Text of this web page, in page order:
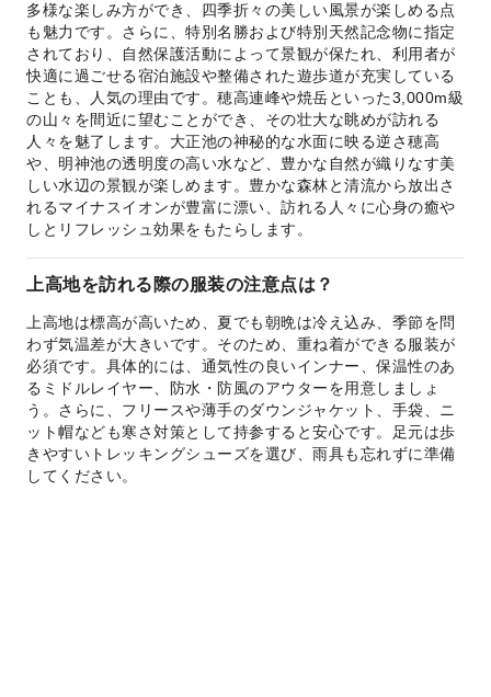
多様な楽しみ方ができ、四季折々の美しい風景が楽しめる点
も魅力です。さらに、特別名勝および特別天然記念物に指定
されており、自然保護活動によって景観が保たれ、利用者が
快適に過ごせる宿泊施設や整備された遊歩道が充実している
ことも、人気の理由です。穂高連峰や焼岳といった3,000m級
の山々を間近に望むことができ、その壮大な眺めが訪れる
人々を魅了します。大正池の神秘的な水面に映る逆さ穂高
や、明神池の透明度の高い水など、豊かな自然が織りなす美
しい水辺の景観が楽しめます。豊かな森林と清流から放出さ
れるマイナスイオンが豊富に漂い、訪れる人々に心身の癒や
しとリフレッシュ効果をもたらします。
上高地を訪れる際の服装の注意点は？
上高地は標高が高いため、夏でも朝晩は冷え込み、季節を問
わず気温差が大きいです。そのため、重ね着ができる服装が
必須です。具体的には、通気性の良いインナー、保温性のあ
るミドルレイヤー、防水・防風のアウターを用意しましょ
う。さらに、フリースや薄手のダウンジャケット、手袋、ニ
ット帽なども寒さ対策として持参すると安心です。足元は歩
きやすいトレッキングシューズを選び、雨具も忘れずに準備
してください。